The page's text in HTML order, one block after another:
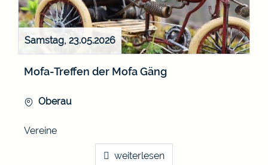
Samstag, 23.05.2026
Mofa-Treffen der Mofa Gäng
Oberau
Vereine
weiterlesen